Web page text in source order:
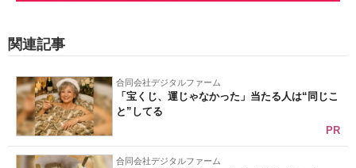
関連記事
合同会社デジタルファーム
「宝くじ、運じゃなかった」当たる人は“同じこ
と”してる
PR
合同会社デジタルファーム